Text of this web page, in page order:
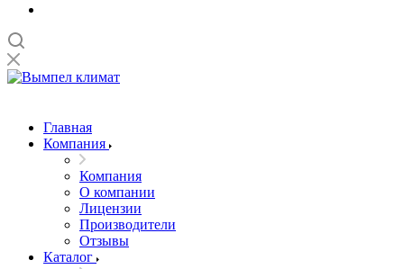
Главная
Компания
Компания
О компании
Лицензии
Производители
Отзывы
Каталог